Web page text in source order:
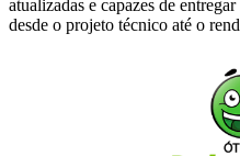
atualizadas e capazes de
desde o projeto técnico até o